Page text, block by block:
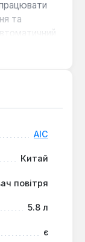
та
його
AIC
Китай
повітря
5.8 л
є